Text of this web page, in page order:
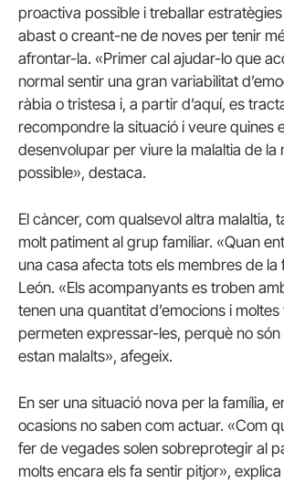
proactiva possible i treballar
abast o creant-ne de noves per tenir
afrontar-la. «Primer cal ajudar-lo que
normal sentir una gran variabilitat
ràbia o tristesa i, a partir d’aquí, es
recompondre la situació i veure quines
desenvolupar per viure la malaltia de la
possible», destaca.
El càncer, com qualsevol altra malaltia,
molt patiment al grup familiar. «Quan
una casa afecta tots els membres de la
León. «Els acompanyants es troben
tenen una quantitat d’emocions i
permeten expressar-les, perquè no són
estan malalts», afegeix.
En ser una situació nova per la família,
ocasions no saben com actuar. «Com
fer de vegades solen sobreprotegir al
molts encara els fa sentir pitjor», explica